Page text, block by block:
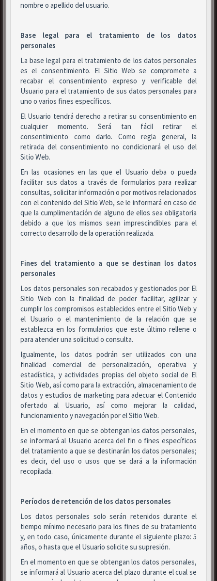
nombre o apellido del usuario.
Base legal para el tratamiento de los datos
personales
La base legal para el tratamiento de los datos personales
es el consentimiento. El Sitio Web se compromete a
recabar el consentimiento expreso y verificable del
Usuario para el tratamiento de sus datos personales para
uno o varios fines específicos.
El Usuario tendrá derecho a retirar su consentimiento en
cualquier momento. Será tan fácil retirar el
consentimiento como darlo. Como regla general, la
retirada del consentimiento no condicionará el uso del
Sitio Web.
En las ocasiones en las que el Usuario deba o pueda
facilitar sus datos a través de formularios para realizar
consultas, solicitar información o por motivos relacionados
con el contenido del Sitio Web, se le informará en caso de
que la cumplimentación de alguno de ellos sea obligatoria
debido a que los mismos sean imprescindibles para el
correcto desarrollo de la operación realizada.
Fines del tratamiento a que se destinan los datos
personales
Los datos personales son recabados y gestionados por El
Sitio Web con la finalidad de poder facilitar, agilizar y
cumplir los compromisos establecidos entre el Sitio Web y
el Usuario o el mantenimiento de la relación que se
establezca en los formularios que este último rellene o
para atender una solicitud o consulta.
Igualmente, los datos podrán ser utilizados con una
finalidad comercial de personalización, operativa y
estadística, y actividades propias del objeto social de El
Sitio Web, así como para la extracción, almacenamiento de
datos y estudios de marketing para adecuar el Contenido
ofertado al Usuario, así como mejorar la calidad,
funcionamiento y navegación por el Sitio Web.
En el momento en que se obtengan los datos personales,
se informará al Usuario acerca del fin o fines específicos
del tratamiento a que se destinarán los datos personales;
es decir, del uso o usos que se dará a la información
recopilada.
Períodos de retención de los datos personales
Los datos personales solo serán retenidos durante el
tiempo mínimo necesario para los fines de su tratamiento
y, en todo caso, únicamente durante el siguiente plazo: 5
años, o hasta que el Usuario solicite su supresión.
En el momento en que se obtengan los datos personales,
se informará al Usuario acerca del plazo durante el cual se